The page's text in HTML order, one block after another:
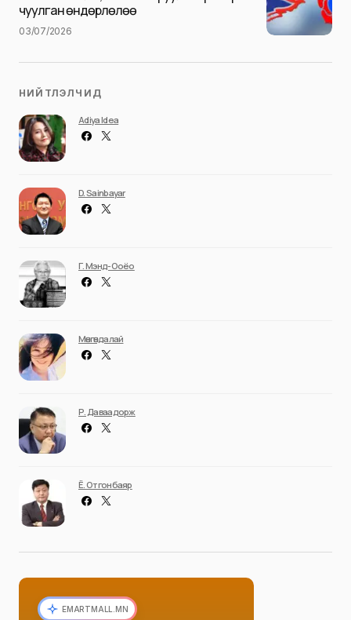
чуулган өндөрлөлөө
03/07/2026
НИЙТЛЭЛЧИД
Adiya Idea
D. Sainbayar
Г. Мэнд-Ооёо
Мөнгөндалай
Р. Даваадорж
Ё. Отгонбаяр
EMARTMALL.MN